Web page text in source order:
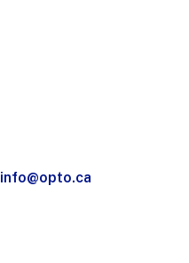
info@opto.ca